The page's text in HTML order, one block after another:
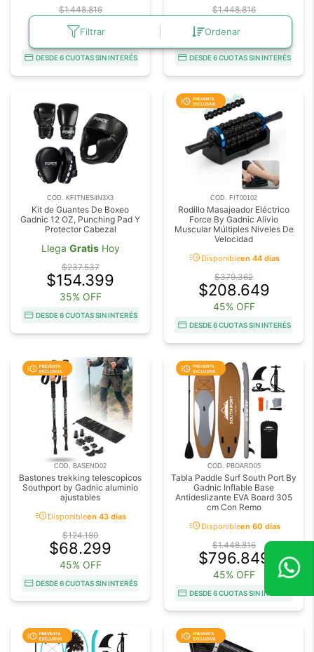
Filtrar Ordenar
$1.448.816
$796.849
45% OFF
DESDE 6 CUOTAS SIN INTERÉS
$1.448.816
45% OFF
DESDE 6 CUOTAS SIN INTERÉS
COD. KFITNES4N3X3
Kit de Guantes De Boxeo
Gadnic 12 OZ, Punching Pad Y
Protector Cabezal
Llega GratisHoy
$237.537
$154.399
35% OFF
DESDE 6 CUOTAS SIN INTERÉS
COD. FIT00102
Rodillo Masajeador Eléctrico
Force By Gadnic Alivio
Muscular Múltiples Niveles De
Velocidad
acuteDisponibleen 44 días
$379.362
$208.649
45% OFF
DESDE 6 CUOTAS SIN INTERÉS
COD. BASEND02
Bastones trekking telescopicos
Southport by Gadnic aluminio
ajustables
acuteDisponibleen 43 días
$124.180
$68.299
45% OFF
DESDE 6 CUOTAS SIN INTERÉS
COD. PBOARD05
Tabla Paddle Surf South Port By
Gadnic Inflable Base
Antideslizante EVA Board 305
cm Con Remo
acuteDisponibleen 60 días
$1.448.816
$796.849
45% OFF
DESDE 6 CUOTAS SIN INTERÉS